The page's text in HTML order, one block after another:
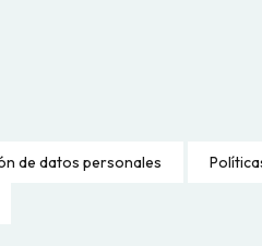
de datos personales